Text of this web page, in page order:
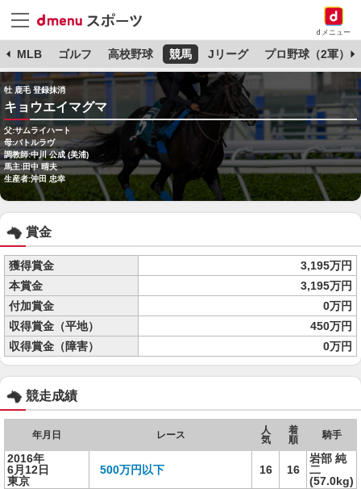
dメニュー
MLB ゴルフ 高校野球 競馬 Jリーグ プロ野球（2軍）
牡 鹿毛 登録抹消
キョウエイマグマ
父:サムライハート
母:バトルラヴ
調教師:中川 公成 (美浦)
馬主:田中 晴夫
生産者:沖田 忠幸
賞金
獲得賞金
3,195万円
本賞金
3,195万円
付加賞金
0万円
収得賞金（平地）
450万円
収得賞金（障害）
0万円
競走成績
年月日 レース
人
気
着
順
騎手
2016年
6月12日
東京
500万円以下 16 16
岩部 純
二
(57.0kg)